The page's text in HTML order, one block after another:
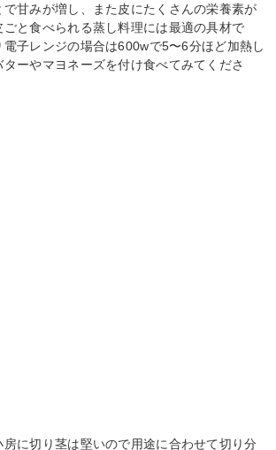
甘みが増し、また皮にたくさんの栄養素が
と食べられる蒸し料理には最適の具材で
子レンジの場合は600wで5〜6分ほど加熱し
ターやマヨネーズを付け食べてみてくださ
に切り茎は堅いので用途に合わせて切り分